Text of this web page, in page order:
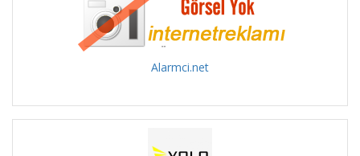
Alarmci.net